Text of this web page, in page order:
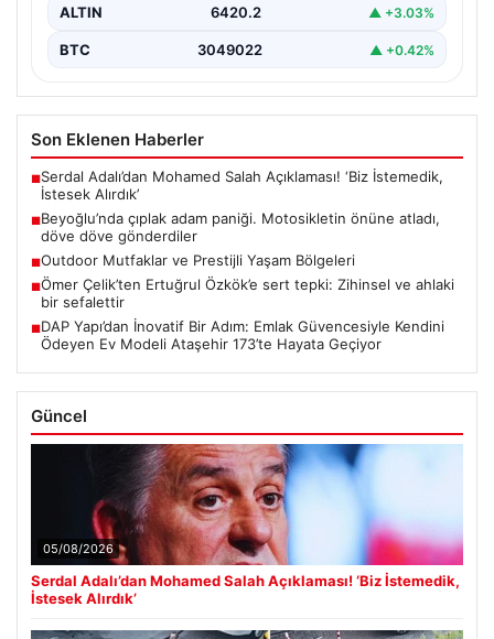
ALTIN 6420.2 ▲ +3.03%
BTC 3049022 ▲ +0.42%
Son Eklenen Haberler
■Serdal Adalı’dan Mohamed Salah Açıklaması! ‘Biz İstemedik,
İstesek Alırdık’
■Beyoğlu’nda çıplak adam paniği. Motosikletin önüne atladı,
döve döve gönderdiler
■Outdoor Mutfaklar ve Prestijli Yaşam Bölgeleri
■Ömer Çelik’ten Ertuğrul Özkök’e sert tepki: Zihinsel ve ahlaki
bir sefalettir
■DAP Yapı’dan İnovatif Bir Adım: Emlak Güvencesiyle Kendini
Ödeyen Ev Modeli Ataşehir 173’te Hayata Geçiyor
Güncel
05/08/2026
Serdal Adalı’dan Mohamed Salah Açıklaması! ‘Biz İstemedik,
İstesek Alırdık’